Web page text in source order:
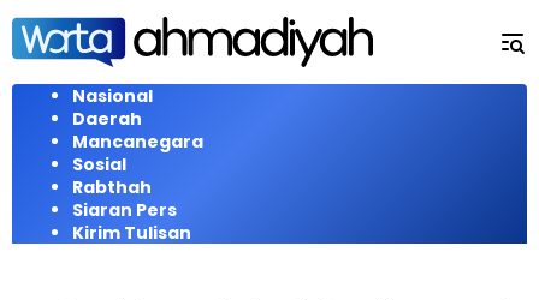
Langsung
konten
Nasional
Daerah
Mancanegara
Sosial
Rabthah
Siaran Pers
Kirim Tulisan